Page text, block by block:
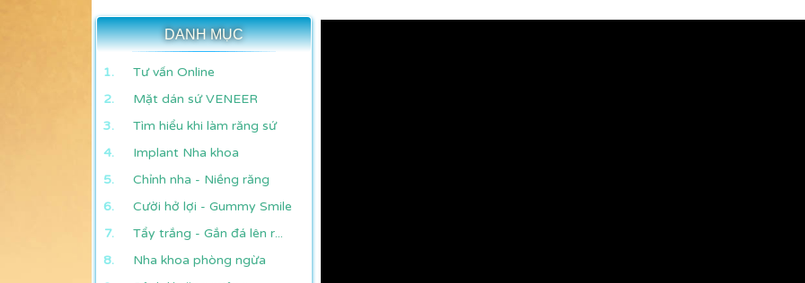
DANH MỤC
Tư vấn Online
Mặt dán sứ VENEER
Tìm hiểu khi làm răng sứ
Implant Nha khoa
Chỉnh nha - Niềng răng
Cười hở lợi - Gummy Smile
Tẩy trắng - Gắn đá lên r...
Nha khoa phòng ngừa